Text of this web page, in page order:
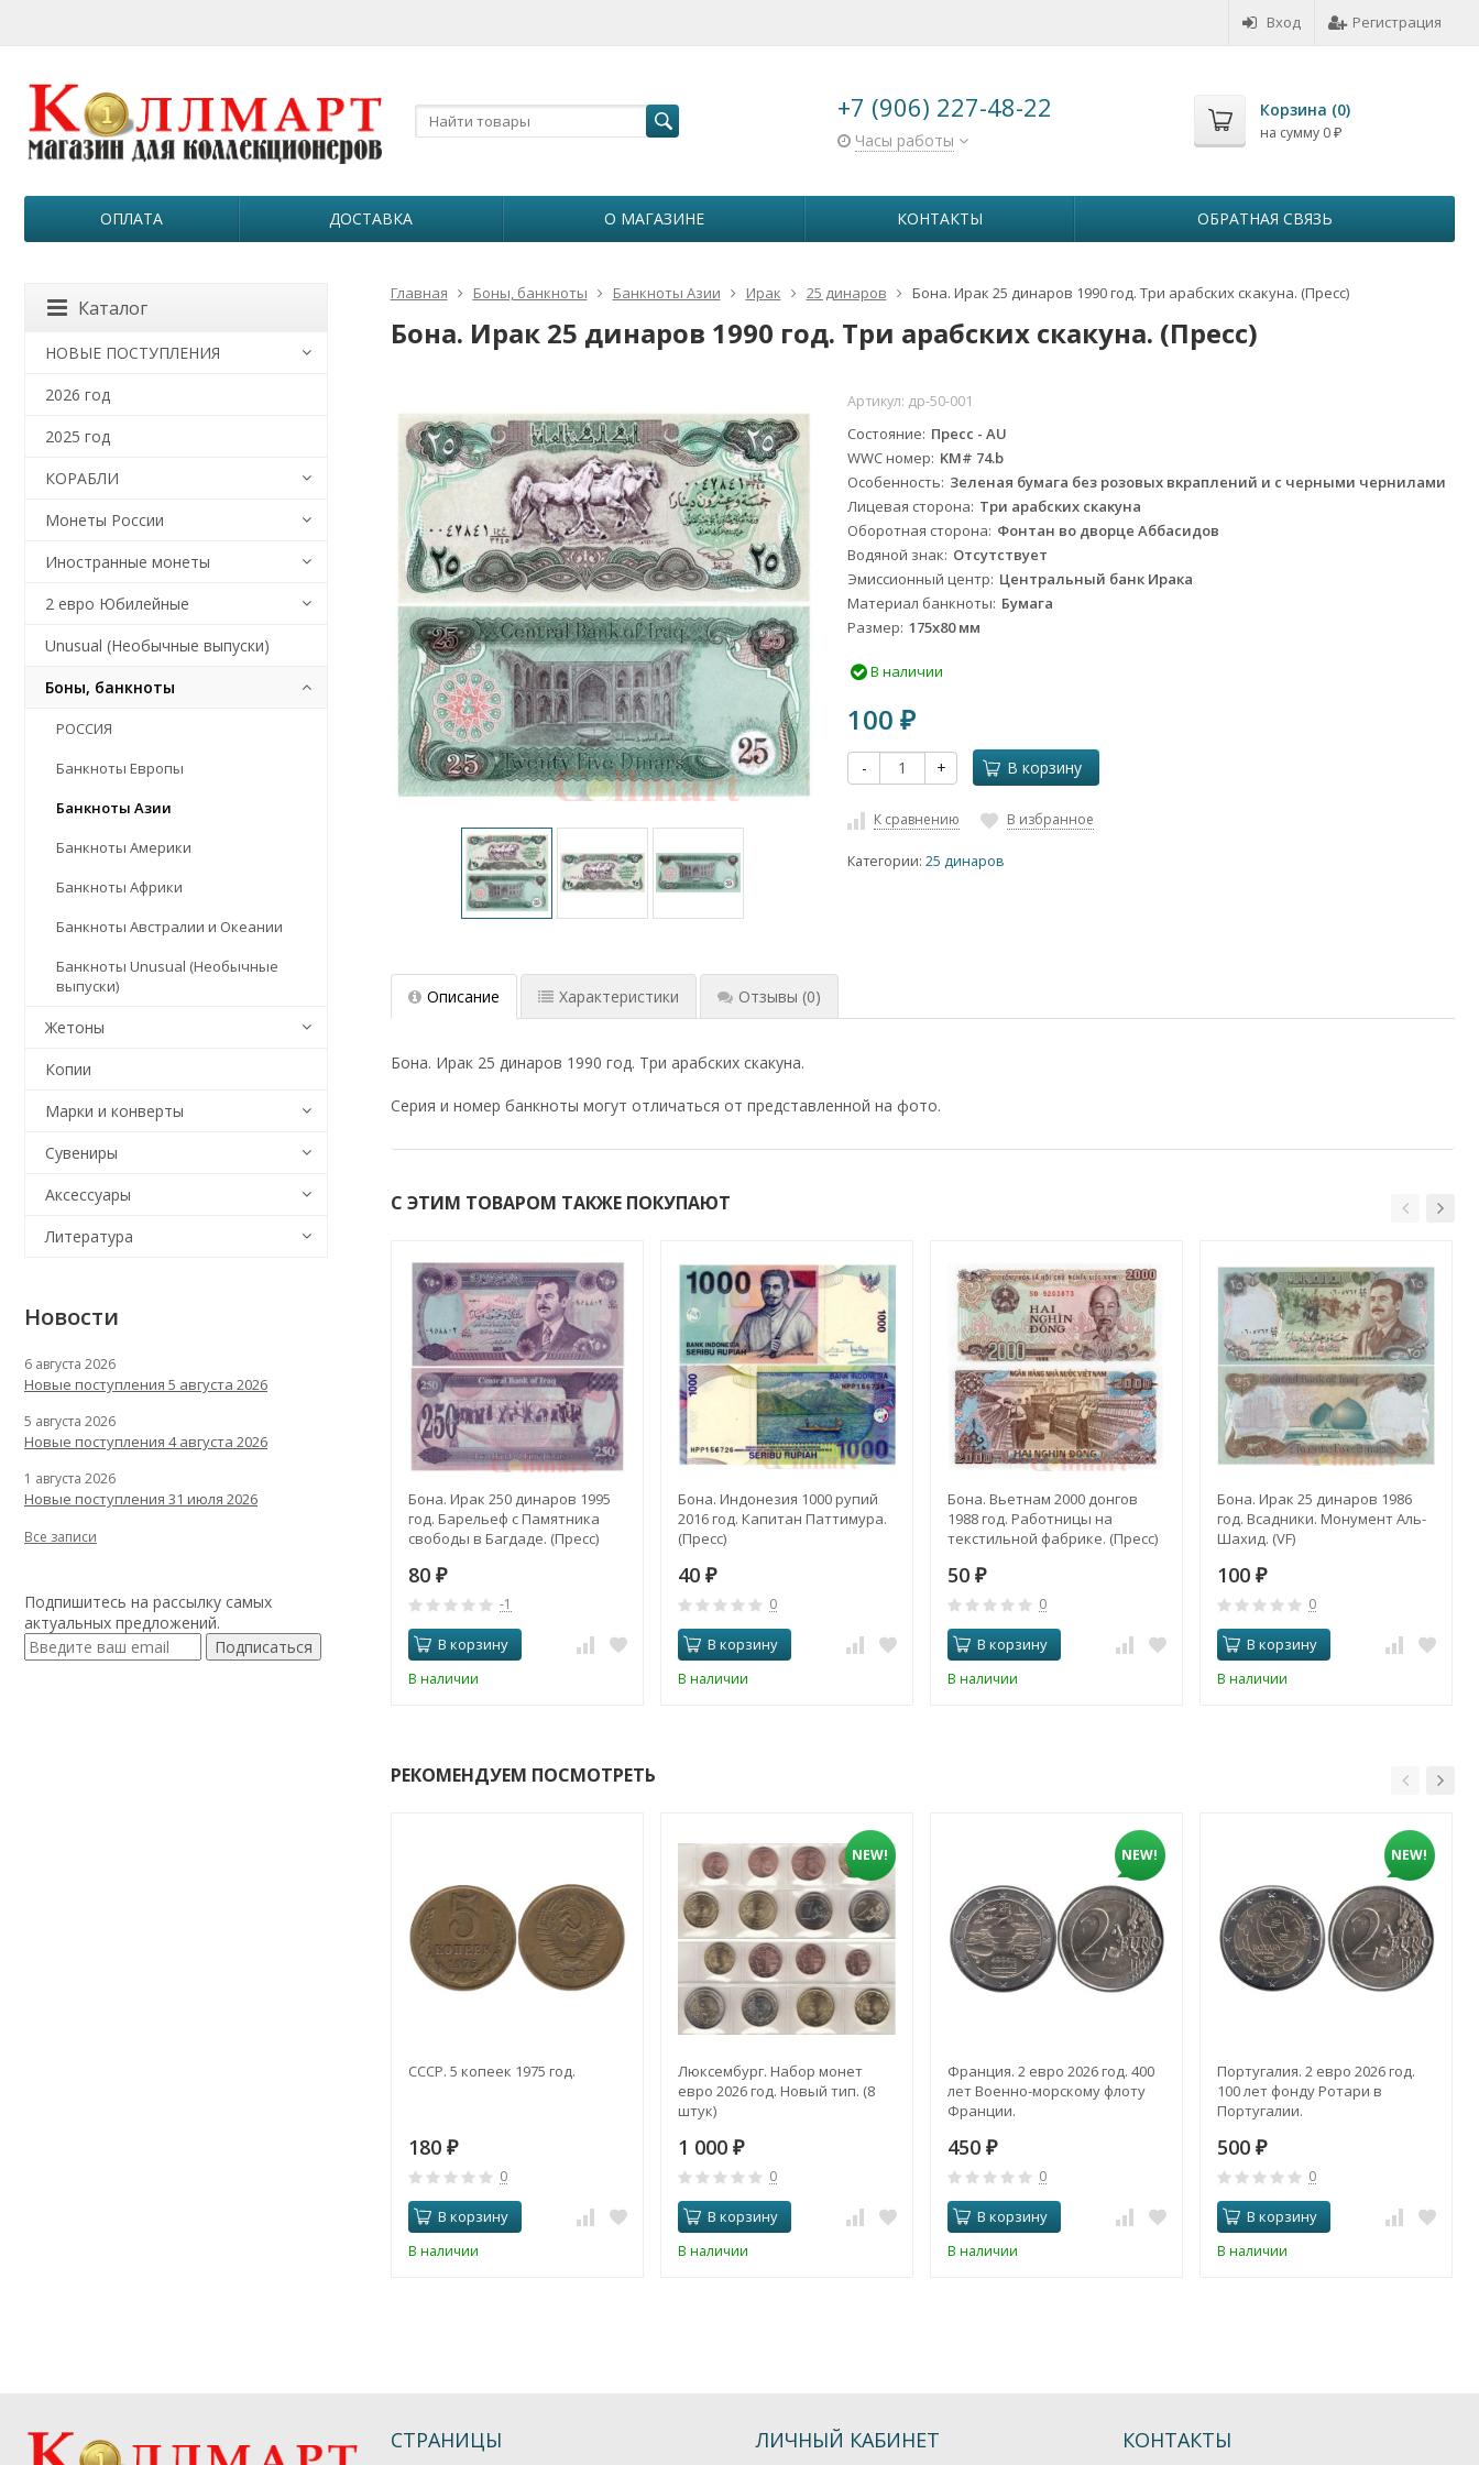
Вход Регистрация
+7 (906) 227-48-22
Часы работы
Корзина (0)
на сумму 0 ₽
ОПЛАТА ДОСТАВКА О МАГАЗИНЕ КОНТАКТЫ ОБРАТНАЯ СВЯЗЬ
Главная Боны, банкноты Банкноты Азии Ирак 25 динаров Бона. Ирак 25 динаров 1990 год. Три арабских скакуна. (Пресс)
Бона. Ирак 25 динаров 1990 год. Три арабских скакуна. (Пресс)
Артикул: др-50-001
Состояние Пресс - AU
WWC номер KM# 74.b
Особенность Зеленая бумага без розовых вкраплений и с черными чернилами
Лицевая сторона Три арабских скакуна
Оборотная сторона Фонтан во дворце Аббасидов
Водяной знак Отсутствует
Эмиссионный центр Центральный банк Ирака
Материал банкноты Бумага
Размер 175х80 мм
В наличии
100₽
- + В корзину
К сравнению В избранное
Категории:25 динаров
Описание Характеристики Отзывы (0)
Бона. Ирак 25 динаров 1990 год. Три арабских скакуна.
Серия и номер банкноты могут отличаться от представленной на фото.
С ЭТИМ ТОВАРОМ ТАКЖЕ ПОКУПАЮТ
Бона. Ирак 250 динаров 1995
год. Барельеф с Памятника
свободы в Багдаде. (Пресс)
80 ₽
-1
В корзину
В наличии
Бона. Индонезия 1000 рупий
2016 год. Капитан Паттимура.
(Пресс)
40 ₽
0
В корзину
В наличии
Бона. Вьетнам 2000 донгов
1988 год. Работницы на
текстильной фабрике. (Пресс)
50 ₽
0
В корзину
В наличии
Бона. Ирак 25 динаров 1986
год. Всадники. Монумент Аль-
Шахид. (VF)
100 ₽
0
В корзину
В наличии
РЕКОМЕНДУЕМ ПОСМОТРЕТЬ
СССР. 5 копеек 1975 год.
180 ₽
0
В корзину
В наличии
NEW!
Люксембург. Набор монет
евро 2026 год. Новый тип. (8
штук)
1 000 ₽
0
В корзину
В наличии
NEW!
Франция. 2 евро 2026 год. 400
лет Военно-морскому флоту
Франции.
450 ₽
0
В корзину
В наличии
NEW!
Португалия. 2 евро 2026 год.
100 лет фонду Ротари в
Португалии.
500 ₽
0
В корзину
В наличии
Каталог
НОВЫЕ ПОСТУПЛЕНИЯ
2026 год
2025 год
КОРАБЛИ
Монеты России
Иностранные монеты
2 евро Юбилейные
Unusual (Необычные выпуски)
Боны, банкноты
РОССИЯ
Банкноты Европы
Банкноты Азии
Банкноты Америки
Банкноты Африки
Банкноты Австралии и Океании
Банкноты Unusual (Необычные
выпуски)
Жетоны
Копии
Марки и конверты
Сувениры
Аксессуары
Литература
Новости
6 августа 2026
Новые поступления 5 августа 2026
5 августа 2026
Новые поступления 4 августа 2026
1 августа 2026
Новые поступления 31 июля 2026
Все записи
Подпишитесь на рассылку самых
актуальных предложений.
Подписаться
СТРАНИЦЫ ЛИЧНЫЙ КАБИНЕТ КОНТАКТЫ